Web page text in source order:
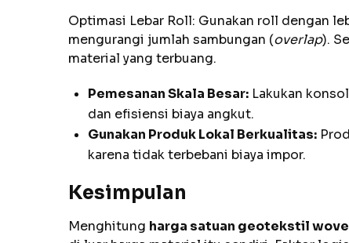
Optimasi Lebar Roll: Gunakan roll dengan
mengurangi jumlah sambungan (overlap).
material yang terbuang.
Pemesanan Skala Besar: Lakukan
dan efisiensi biaya angkut.
Gunakan Produk Lokal Berkualitas:
karena tidak terbebani biaya impor.
Kesimpulan
Menghitung harga satuan geotekstil